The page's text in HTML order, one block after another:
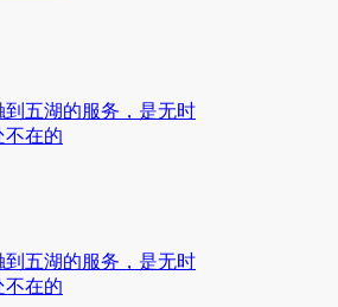
到五湖的服务，是无时
不在的
到五湖的服务，是无时
不在的